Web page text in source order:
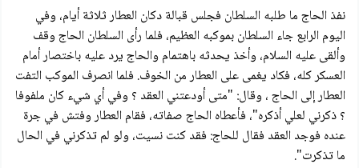
نفذ الحاج ما طلبه السلطان فجلس قبالة دكان العطار ثلاثة أيام، وفي
اليوم الرابع جاء السلطان بموكبه العظيم، فلما رأى السلطان الحاج وقف
وألقى عليه السلام، وأخذ يحدثه باهتمام والحاج يرد عليه باختصار أمام
العسكر كله، فكاد يغمى على العطار من الخوف. فلما انصرف الموكب التفت
العطار إلى الحاج ، وقال: "متى أودعتني العقد ؟ وفي أي شيء كان ملفوفا
؟ ذكرني لعلي أذكره"، فأعطاه الحاج صفاته، فقام العطار وفتش في جرة
عنده فوجد العقد فقال للحاج: فقد كنت نسيت، ولو لم تذكرني في الحال
ما تذكرت".